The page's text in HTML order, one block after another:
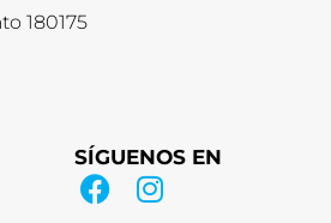
180175
SÍGUENOS EN